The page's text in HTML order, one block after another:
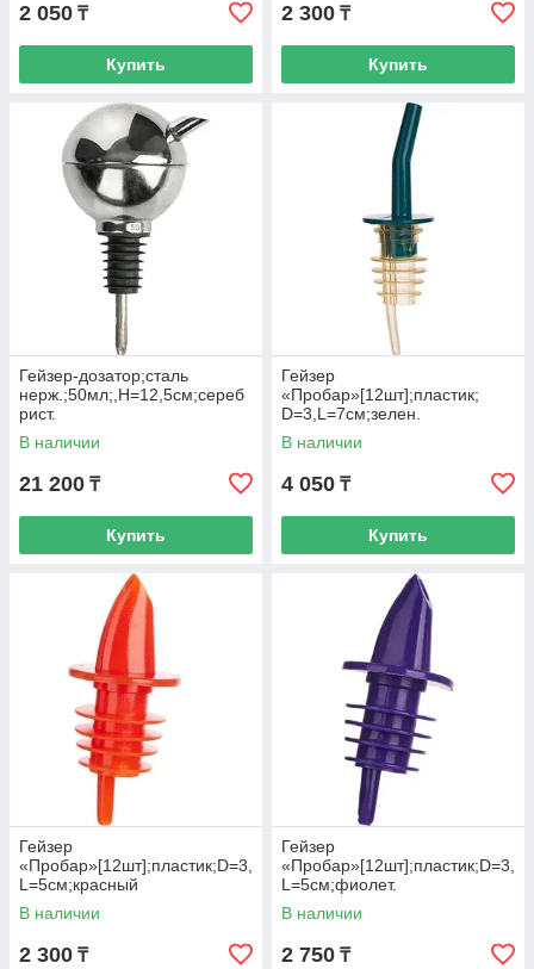
2 050 ₸
Купить
2 300 ₸
Купить
Гейзер-дозатор;сталь
нерж.;50мл;,H=12,5см;сереб
рист.
В наличии
21 200 ₸
Купить
Гейзер
«Пробар»[12шт];пластик;
D=3,L=7см;зелен.
В наличии
4 050 ₸
Купить
Гейзер
«Пробар»[12шт];пластик;D=3,
L=5см;красный
В наличии
2 300 ₸
Гейзер
«Пробар»[12шт];пластик;D=3,
L=5см;фиолет.
В наличии
2 750 ₸